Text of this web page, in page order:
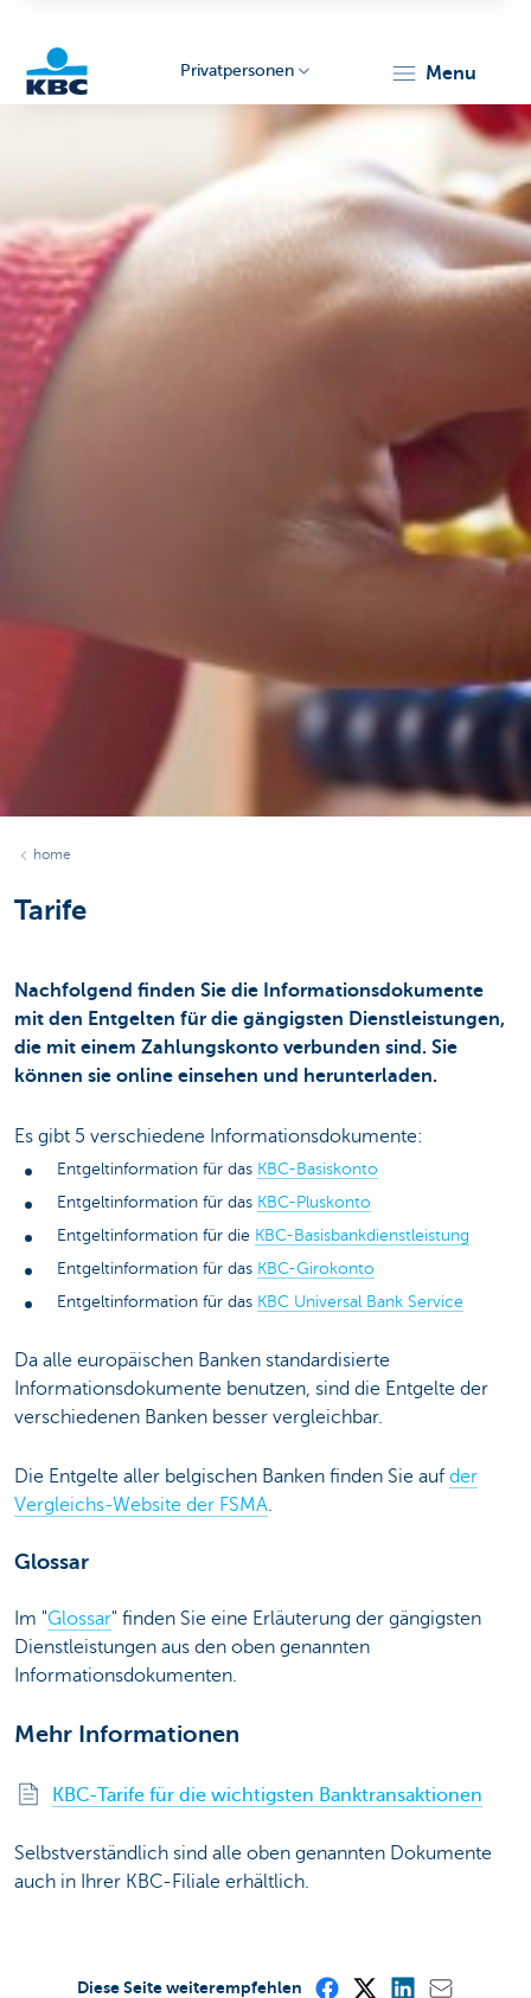
Particulieren
Privatpersonen menu
home
Tarife
Nachfolgend finden Sie die Informationsdokumente
mit den Entgelten für die gängigsten Dienstleistungen,
die mit einem Zahlungskonto verbunden sind. Sie
können sie online einsehen und herunterladen.
Es gibt 5 verschiedene Informationsdokumente:
Entgeltinformation für das KBC-Basiskonto
Entgeltinformation für das KBC-Pluskonto
Entgeltinformation für die KBC-Basisbankdienstleistung
Entgeltinformation für das KBC-Girokonto
Entgeltinformation für das KBC Universal Bank Service
Da alle europäischen Banken standardisierte
Informationsdokumente benutzen, sind die Entgelte der
verschiedenen Banken besser vergleichbar.
Die Entgelte aller belgischen Banken finden Sie auf der
Vergleichs-Website der FSMA.
Glossar
Im "Glossar" finden Sie eine Erläuterung der gängigsten
Dienstleistungen aus den oben genannten
Informationsdokumenten.
Mehr Informationen
KBC-Tarife für die wichtigsten Banktransaktionen
Selbstverständlich sind alle oben genannten Dokumente
auch in Ihrer KBC-Filiale erhältlich.
Diese Seite weiterempfehlen